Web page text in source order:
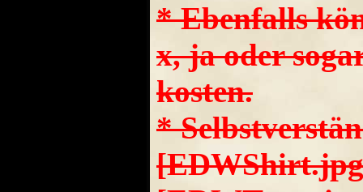
* Ebenfalls
x, ja oder
kosten.
*